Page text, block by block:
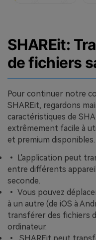
SHAREit:
de fichiers
Pour continuer notre
SHAREit, regardons
caractéristiques de
extrêmement facile à
et premium disponibles.
• L'application peut
entre différents
seconde.
• Vous pouvez
à un autre (de iOS à
transférer des fichiers
ordinateur.